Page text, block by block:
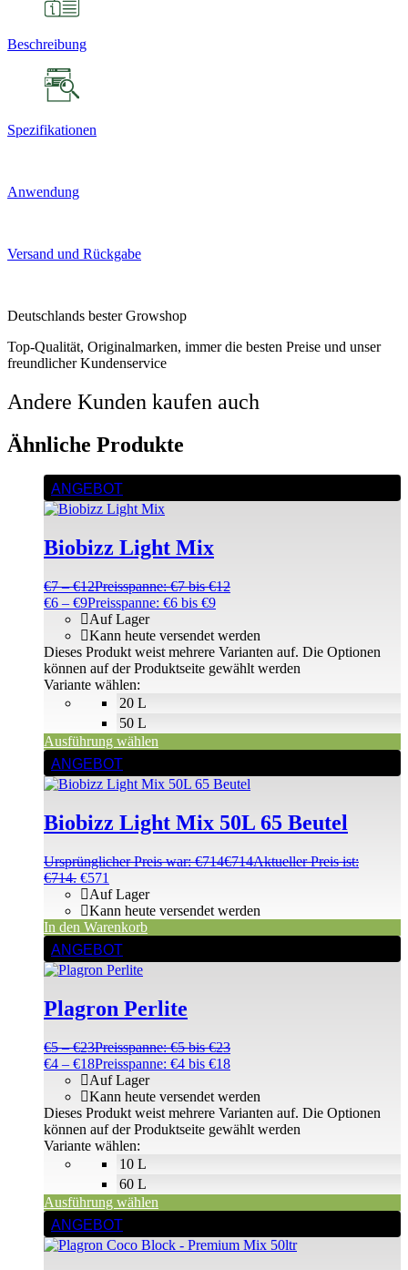
Beschreibung
Spezifikationen
Anwendung
Versand und Rückgabe
Deutschlands bester Growshop
Top-Qualität, Originalmarken, immer die besten Preise und unser
freundlicher Kundenservice
Andere Kunden kaufen auch
Ähnliche Produkte
ANGEBOT
Biobizz Light Mix
€7 –€12Preisspanne: €7 bis €12
€6 – €9Preisspanne: €6 bis €9
20 L
50 L
Auf Lager
Kann heute versendet werden
Variante wählen:
Ausführung wählen
Dieses Produkt weist mehrere Varianten auf. Die Optionen
können auf der Produktseite gewählt werden
ANGEBOT
Biobizz Light Mix 50L 65 Beutel
Ursprünglicher Preis war: €714€714Aktueller Preis ist:
€714. €571
Auf Lager
Kann heute versendet werden
In den Warenkorb
ANGEBOT
Plagron Perlite
€5 –€23Preisspanne: €5 bis €23
€4 – €18Preisspanne: €4 bis €18
10 L
60 L
Auf Lager
Kann heute versendet werden
Variante wählen:
Ausführung wählen
Dieses Produkt weist mehrere Varianten auf. Die Optionen
können auf der Produktseite gewählt werden
ANGEBOT